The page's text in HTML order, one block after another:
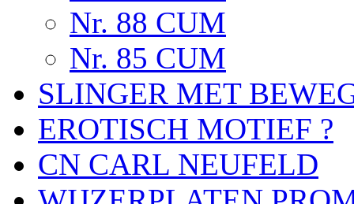
Nr. 88 CUM
Nr. 85 CUM
SLINGER MET
EROTISCH MOTIEF ?
CN CARL NEUFELD